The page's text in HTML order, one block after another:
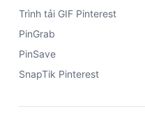
Trình tải GIF Pinterest
PinGrab
PinSave
SnapTik Pinterest